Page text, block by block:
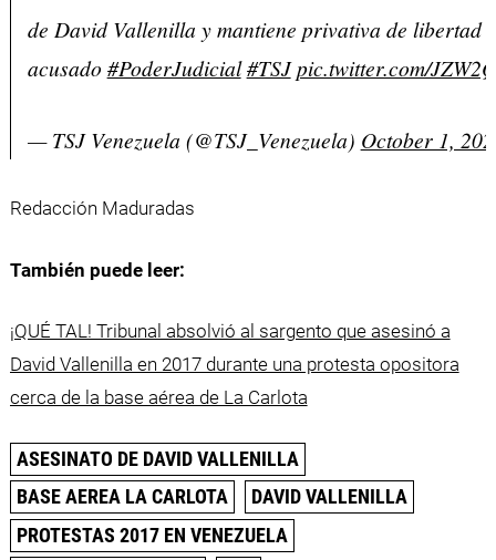
de David Vallenilla y mantiene privativa de libertad
acusado #PoderJudicial #TSJ pic.twitter.com/
— TSJ Venezuela (@TSJ_Venezuela) October 1,
Redacción Maduradas
También puede leer:
¡QUÉ TAL! Tribunal absolvió al sargento que asesinó a
David Vallenilla en 2017 durante una protesta opositora
cerca de la base aérea de La Carlota
ASESINATO DE DAVID VALLENILLA
BASE AEREA LA CARLOTA
DAVID VALLENILLA
PROTESTAS 2017 EN VENEZUELA